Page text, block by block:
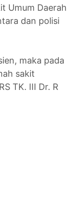
Umum Daerah
dan polisi
maka pada
sakit
TK. III Dr. R